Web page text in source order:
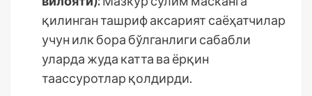
қилинган ташриф аксарият саёҳатчилар
учун илк бора бўлганлиги сабабли
уларда жуда катта ва ёрқин
таассуротлар қолдирди.